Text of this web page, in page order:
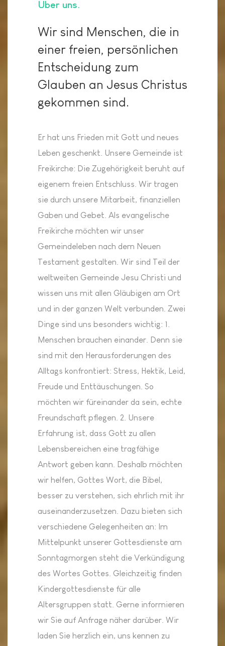
Über uns
Wir sind Menschen, die in
einer freien, persönlichen
Entscheidung zum
Glauben an Jesus Christus
gekommen sind.
Er hat uns Frieden mit Gott und neues
Leben geschenkt. Unsere Gemeinde ist
Freikirche: Die Zugehörigkeit beruht auf
eigenem freien Entschluss. Wir tragen
sie durch unsere Mitarbeit, finanziellen
Gaben und Gebet. Als evangelische
Freikirche möchten wir unser
Gemeindeleben nach dem Neuen
Testament gestalten. Wir sind Teil der
weltweiten Gemeinde Jesu Christi und
wissen uns mit allen Gläubigen am Ort
und in der ganzen Welt verbunden. Zwei
Dinge sind uns besonders wichtig: 1.
Menschen brauchen einander. Denn sie
sind mit den Herausforderungen des
Alltags konfrontiert: Stress, Hektik, Leid,
Freude und Enttäuschungen. So
möchten wir füreinander da sein, echte
Freundschaft pflegen. 2. Unsere
Erfahrung ist, dass Gott zu allen
Lebensbereichen eine tragfähige
Antwort geben kann. Deshalb möchten
wir helfen, Gottes Wort, die Bibel,
besser zu verstehen, sich ehrlich mit ihr
auseinanderzusetzen. Dazu bieten sich
verschiedene Gelegenheiten an: Im
Mittelpunkt unserer Gottesdienste am
Sonntagmorgen steht die Verkündigung
des Wortes Gottes. Gleichzeitig finden
Kindergottesdienste für alle
Altersgruppen statt. Gerne informieren
wir Sie auf Anfrage näher darüber. Wir
laden Sie herzlich ein, uns kennen zu